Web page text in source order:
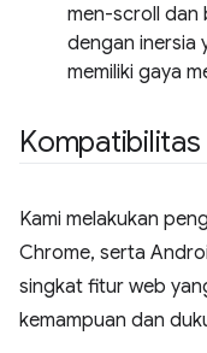
men-scroll dan
dengan inersia
memiliki gaya
Kami melakukan
Chrome, serta
singkat fitur web
kemampuan dan